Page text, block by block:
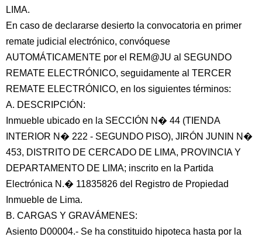
LIMA.
En caso de declararse desierto la convocatoria en primer
remate judicial electrónico, convóquese
AUTOMÁTICAMENTE por el REM@JU al SEGUNDO
REMATE ELECTRÓNICO, seguidamente al TERCER
REMATE ELECTRÓNICO, en los siguientes términos:
A. DESCRIPCIÓN:
Inmueble ubicado en la SECCIÓN N� 44 (TIENDA
INTERIOR N� 222 - SEGUNDO PISO), JIRÓN JUNIN N�
453, DISTRITO DE CERCADO DE LIMA, PROVINCIA Y
DEPARTAMENTO DE LIMA; inscrito en la Partida
Electrónica N.� 11835826 del Registro de Propiedad
Inmueble de Lima.
B. CARGAS Y GRAVÁMENES:
Asiento D00004.- Se ha constituido hipoteca hasta por la